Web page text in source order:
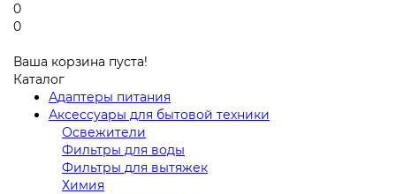
0
0
Ваша корзина пуста!
Каталог
Адаптеры питания
Аксессуары для бытовой техники
Освежители
Фильтры для воды
Фильтры для вытяжек
Химия